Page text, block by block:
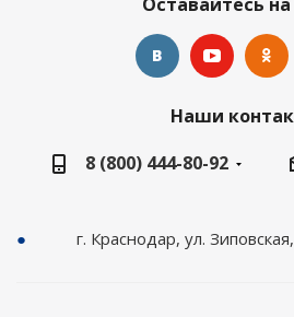
Наши
8 (800) 444-80-92
г. Краснодар, ул.